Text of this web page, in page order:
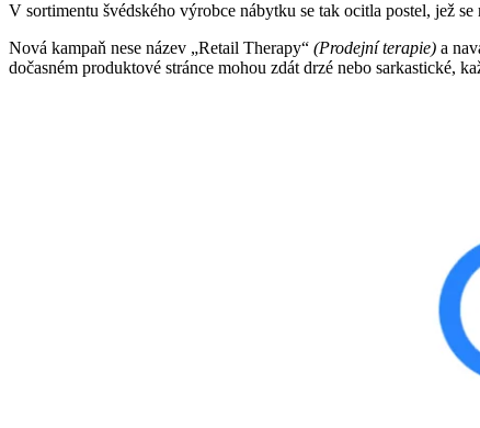
V sortimentu švédského výrobce nábytku se tak ocitla postel, jež
Nová kampaň nese název „Retail Therapy“ (Prodejní terapie) a
dočasném produktové stránce mohou zdát drzé nebo sarkastické,